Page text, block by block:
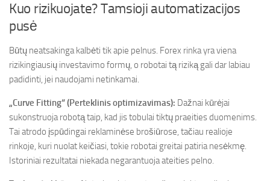
Kuo rizikuojate? Tamsioji automatizacijos
pusė
Būtų neatsakinga kalbėti tik apie pelnus. Forex rinka yra viena
rizikingiausių investavimo formų, o robotai tą riziką gali dar labiau
padidinti, jei naudojami netinkamai.
„Curve Fitting“ (Perteklinis optimizavimas): Dažnai kūrėjai
sukonstruoja robotą taip, kad jis tobulai tiktų praeities duomenims.
Tai atrodo įspūdingai reklaminėse brošiūrose, tačiau realioje
rinkoje, kuri nuolat keičiasi, tokie robotai greitai patiria nesėkmę.
Istoriniai rezultatai niekada negarantuoja ateities pelno.